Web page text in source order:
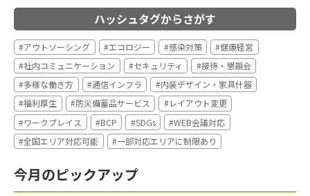
ハッシュタグからさがす
#アウトソーシング #エコロジー #感染対策
#健康経営
#社内コミュニケーション
#セキュリティ
#接待・懇親会
#多様な働き方
#通信インフラ
#内装デザイン・家具什器
#福利厚生
#防災備蓄品サービス
#レイアウト変更
#ワークプレイス
#BCP #SDGs
#WEB会議対応
#全国エリア対応可能
#一部対応エリアに制限あり
今月のピックアップ